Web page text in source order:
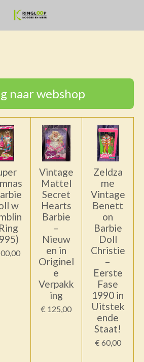
naar webshop
w
Vintage
Mattel
Secret
Hearts
Barbie
–
Nieuw
en in
Originel
e
Verpakk
ing
€ 125,00
Zeldza
me
Vintage
Benett
on
Barbie
Doll
Christie
–
Eerste
Fase
1990 in
Uitstek
ende
Staat!
€ 60,00